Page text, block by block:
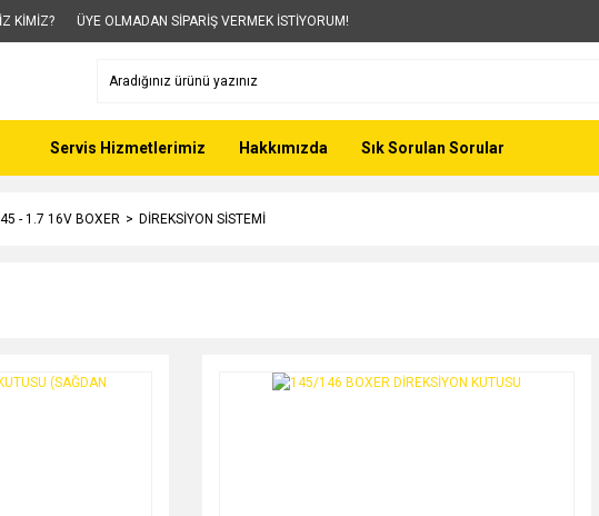
KİMİZ? ÜYE OLMADAN SİPARİŞ VERMEK İSTİYORUM!
Servis Hizmetlerimiz Hakkımızda Sık Sorulan Sorular
- 1.7 16V BOXER DİREKSİYON SİSTEMİ